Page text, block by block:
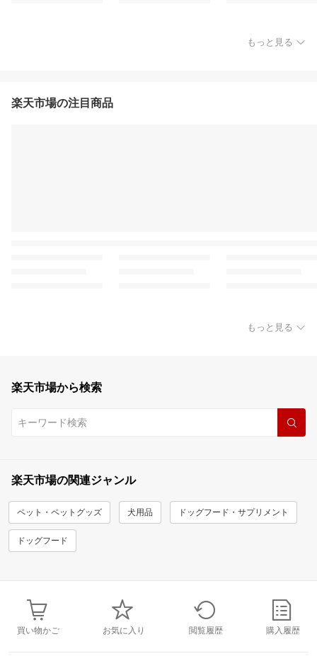
もっと見る
楽天市場の注目商品
もっと見る
楽天市場から検索
楽天市場の関連ジャンル
ペット・ペットグッズ 犬用品 ドッグフード・サプリメント
ドッグフード
買い物かご お気に入り 閲覧履歴 購入履歴